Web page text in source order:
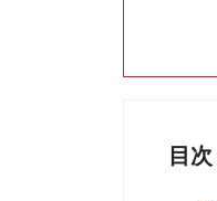
目次